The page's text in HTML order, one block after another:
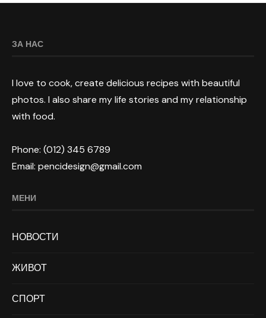
ЗА НАС
I love to cook, create delicious recipes with beautiful
photos. I also share my life stories and my relationship
with food.
Phone: (012) 345 6789
Email: pencidesign@gmail.com
МЕНИ
НОВОСТИ
ЖИВОТ
СПОРТ